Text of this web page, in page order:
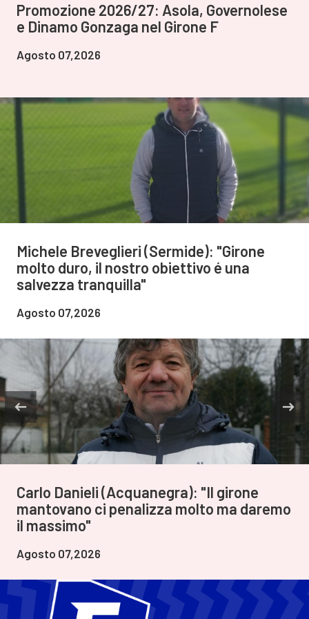
Promozione 2026/27: Asola, Governolese
e Dinamo Gonzaga nel Girone F
Agosto 07,2026
Michele Breveglieri (Sermide): "Girone
molto duro, il nostro obiettivo é una
salvezza tranquilla"
Agosto 07,2026
Carlo Danieli (Acquanegra): "Il girone
mantovano ci penalizza molto ma daremo
il massimo"
Agosto 07,2026